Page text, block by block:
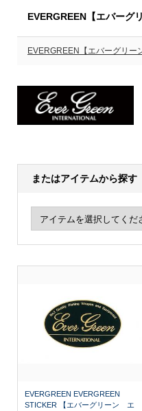
EVERGREEN【エバーグ
EVERGREEN【エバーグリー
またはアイテムから探す
EVERGREEN EVERGREEN
STICKER 【エバーグリーン エ